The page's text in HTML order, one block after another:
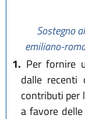
Sostegno
emiliano-
1. Per fornire
dalle recenti
contributi per
a favore